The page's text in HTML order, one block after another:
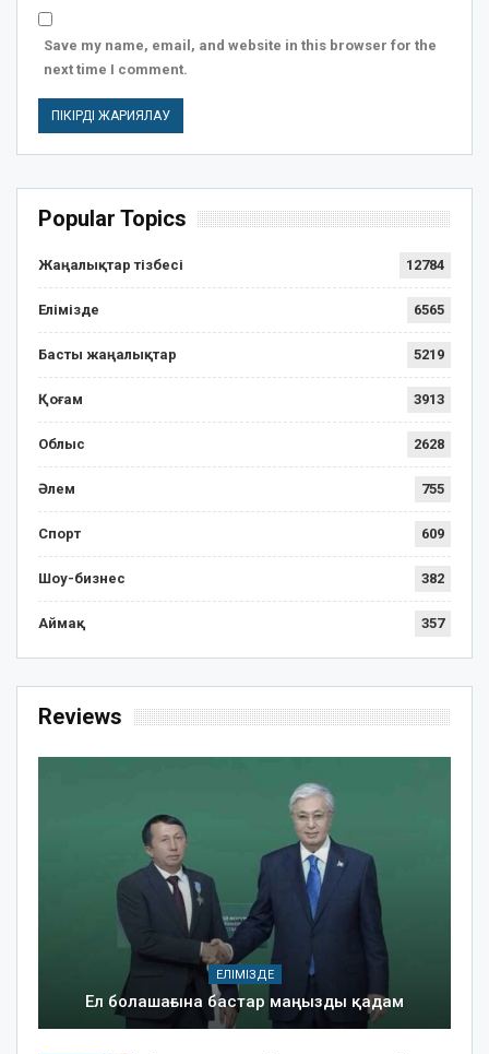
Save my name, email, and website in this browser for the
next time I comment.
Popular Topics
Жаңалықтар тізбесі 12784
Елімізде 6565
Басты жаңалықтар 5219
Қоғам 3913
Облыс 2628
Әлем 755
Спорт 609
Шоу-бизнес 382
Аймақ 357
Reviews
ЕЛІМІЗДЕ
Ел болашағына бастар маңызды қадам